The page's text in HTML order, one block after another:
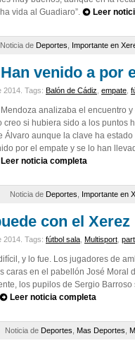
vida al Guadiaro”.
Leer
Noticia de Deportes Importante en
venido a por
2014. Tags: Balón de Cádiz empate
analizaba el encuentro
si hubiera sido a los puntos
Álvaro aunque la clave ha
por el empate y se lo han
Leer noticia completa
Noticia de Deportes Importante en
con el Xerez
2014. Tags: fútbol sala Multisport
y lo fue. Los jugadores de
caras en el pabellón José
los pupilos de Sergio
Leer noticia completa
Noticia de Deportes Mas Deportes